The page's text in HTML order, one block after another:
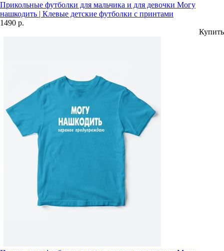
Прикольные футболки для мальчика и для девочки Могу
нашкодить | Клевые детские футболки с принтами
1490 р.
Купить